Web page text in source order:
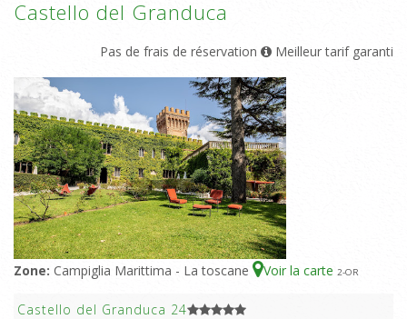
Castello del Granduca
Pas de frais de réservation Meilleur tarif garanti
Zone: Campiglia Marittima - La toscane Voir la carte 2-OR
Castello del Granduca 24